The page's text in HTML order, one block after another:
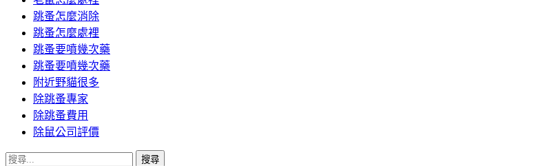
跳蚤怎麼消除
跳蚤怎麼處裡
跳蚤要噴幾次藥
跳蚤要噴幾次藥
附近野貓很多
除跳蚤專家
除跳蚤費用
除鼠公司評價
搜